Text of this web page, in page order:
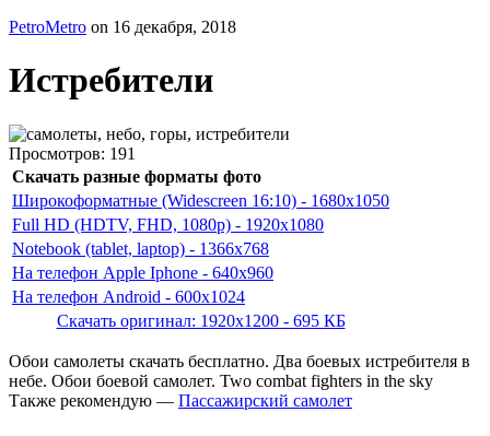
PetroMetro on 16 декабря, 2018
Истребители
Просмотров: 191
Скачать оригинал: 1920x1200 - 695 КБ
Скачать разные форматы фото
Широкоформатные (Widescreen 16:10) - 1680x1050
Full HD (HDTV, FHD, 1080p) - 1920x1080
Notebook (tablet, laptop) - 1366x768
На телефон Apple Iphone - 640x960
На телефон Android - 600x1024
Обои самолеты скачать бесплатно. Два боевых истребителя в
небе. Обои боевой самолет. Two combat fighters in the sky
Также рекомендую — Пассажирский самолет